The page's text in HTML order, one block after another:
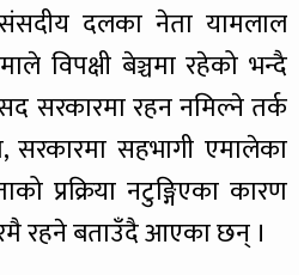
दलका नेता यामलाल
विपक्षी बेञ्चमा रहेको भन्दै
सरकारमा रहन नमिल्ने तर्क
सहभागी एमालेका
प्रक्रिया नटुङ्गिएका कारण
रहने बताउँदै आएका छन् ।